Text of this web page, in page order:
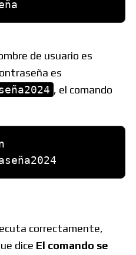
de usuario es
es
, el comando
correctamente,
dice El comando se